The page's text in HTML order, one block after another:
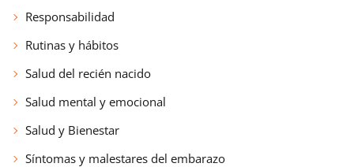
Responsabilidad
Rutinas y hábitos
Salud del recién nacido
Salud mental y emocional
Salud y Bienestar
Síntomas y malestares del embarazo